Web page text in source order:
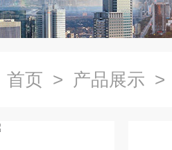
首页 > 产品展示